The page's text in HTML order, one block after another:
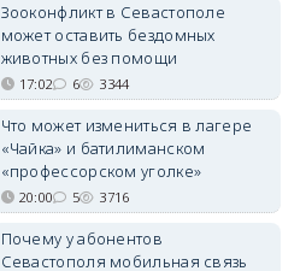
Зооконфликт в Севастополе
может оставить бездомных
животных без помощи
17:02 6 3344
Что может измениться в лагере
«Чайка» и батилиманском
«профессорском уголке»
20:00 5 3716
Почему у абонентов
Севастополя мобильная связь